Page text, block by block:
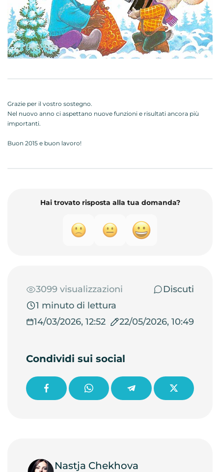
Grazie per il vostro sostegno.
Nel nuovo anno ci aspettano nuove funzioni e risultati ancora più
importanti.
Buon 2015 e buon lavoro!
Hai trovato risposta alla tua domanda?
3099 visualizzazioni
Discuti
1 minuto di lettura
14/03/2026, 12:52
22/05/2026, 10:49
Condividi sui social
Nastja Chekhova